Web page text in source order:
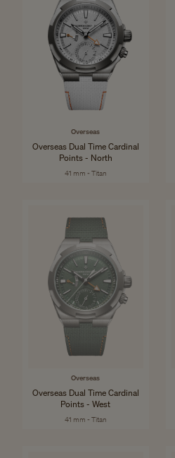
Overseas
Overseas Dual Time Cardinal
Points - North
41 mm - Titan
Overseas
Overseas Dual Time Cardinal
Points - West
41 mm - Titan